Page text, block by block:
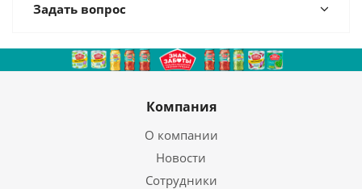
Задать вопрос
Компания
О компании
Новости
Сотрудники